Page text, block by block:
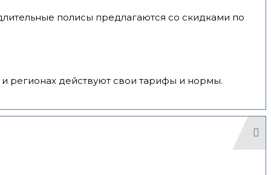
полисы предлагаются со скидками по
регионах действуют свои тарифы и нормы.